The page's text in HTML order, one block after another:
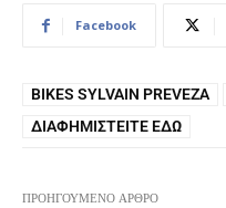
Facebook
BIKES SYLVAIN PREVEZA
ΔΙΑΦΗΜΙΣΤΕΊΤΕ ΕΔΏ
ΠΡΟΗΓΟΎΜΕΝΟ ΆΡΘΡΟ